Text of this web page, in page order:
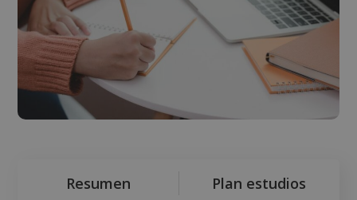
Resumen Plan estudios